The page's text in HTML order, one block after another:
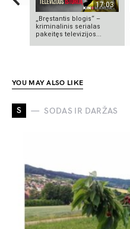
17:03
„Bręstantis blogis“ –
kriminalinis serialas
pakeitęs televizijos...
YOU MAY ALSO LIKE
S SODAS IR DARŽAS